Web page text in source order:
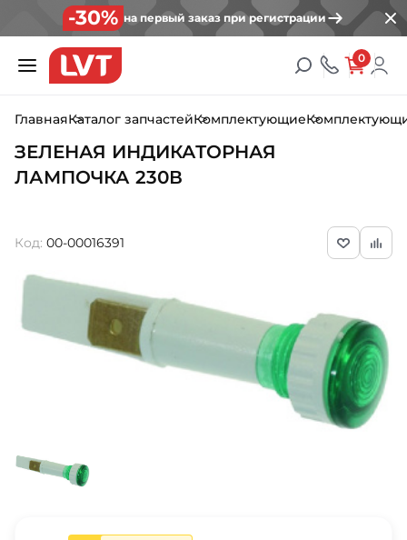
-30% на первый заказ при регистрации
0
ГлавнаяКаталог запчастейКомплектующие
ЗЕЛЕНАЯ ИНДИКАТОРНАЯ
ЛАМПОЧКА 230В
Код: 00-00016391